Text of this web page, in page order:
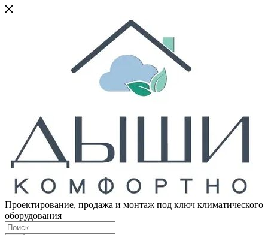
Проектирование, продажа и монтаж под ключ климатического
оборудования